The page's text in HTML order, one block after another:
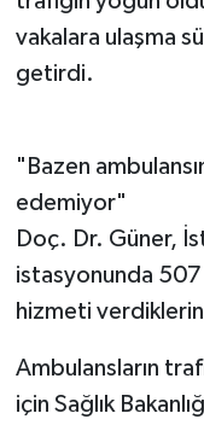
vakalara ulaşma
getirdi.
"Bazen
edemiyor"
Doç. Dr. Güner,
istasyonunda 507
hizmeti
Ambulansların
için Sağlık